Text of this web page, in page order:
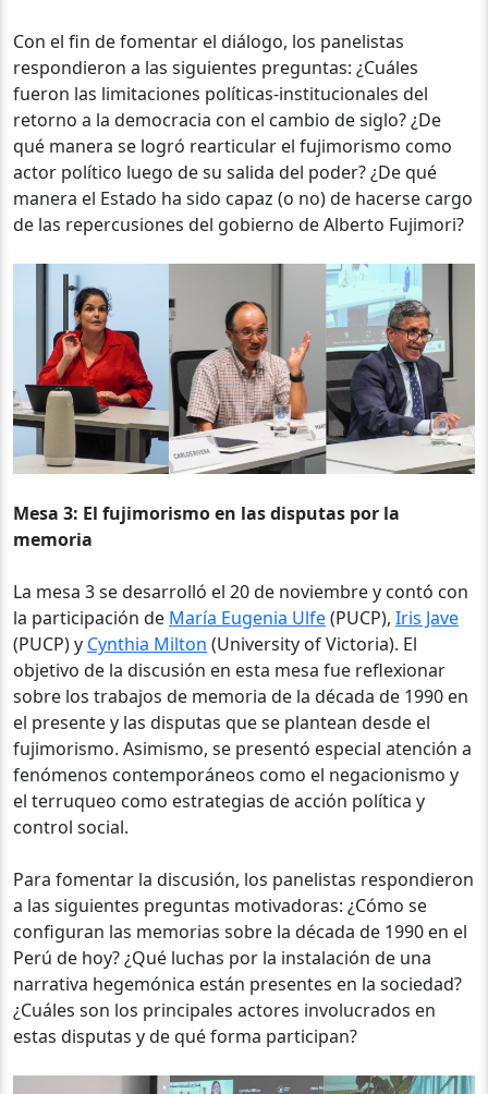
Con el fin de fomentar el diálogo, los panelistas
respondieron a las siguientes preguntas: ¿Cuáles
fueron las limitaciones políticas-institucionales del
retorno a la democracia con el cambio de siglo? ¿De
qué manera se logró rearticular el fujimorismo como
actor político luego de su salida del poder? ¿De qué
manera el Estado ha sido capaz (o no) de hacerse cargo
de las repercusiones del gobierno de Alberto Fujimori?
Mesa 3: El fujimorismo en las disputas por la
memoria
La mesa 3 se desarrolló el 20 de noviembre y contó con
la participación de María Eugenia Ulfe(PUCP), Iris Jave
(PUCP) y Cynthia Milton (University of Victoria). El
objetivo de la discusión en esta mesa fue reflexionar
sobre los trabajos de memoria de la década de 1990 en
el presente y las disputas que se plantean desde el
fujimorismo. Asimismo, se presentó especial atención a
fenómenos contemporáneos como el negacionismo y
el terruqueo como estrategias de acción política y
control social.
Para fomentar la discusión, los panelistas respondieron
a las siguientes preguntas motivadoras: ¿Cómo se
configuran las memorias sobre la década de 1990 en el
Perú de hoy? ¿Qué luchas por la instalación de una
narrativa hegemónica están presentes en la sociedad?
¿Cuáles son los principales actores involucrados en
estas disputas y de qué forma participan?